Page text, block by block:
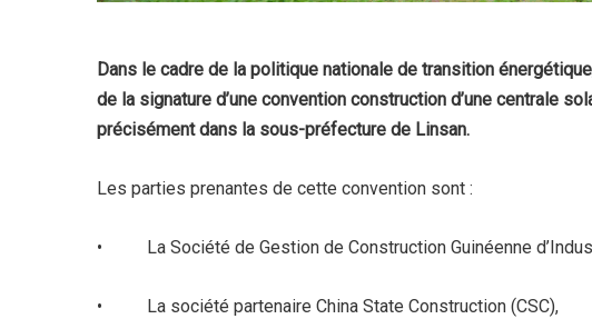
Dans le cadre de la politique nationale de transition
de la signature d’une convention construction d’une centrale
précisément dans la sous-préfecture de Linsan.
Les parties prenantes de cette convention sont :
• La Société de Gestion de Construction Guinéenne
• La société partenaire China State Construction (CSC),